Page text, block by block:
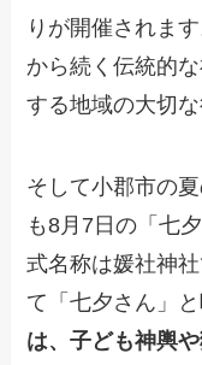
りが開催されま
から続く伝統的
する地域の大切
そして小郡市の
も8月7日の「七
式名称は媛社神
て「七夕さん」
は、子ども神輿